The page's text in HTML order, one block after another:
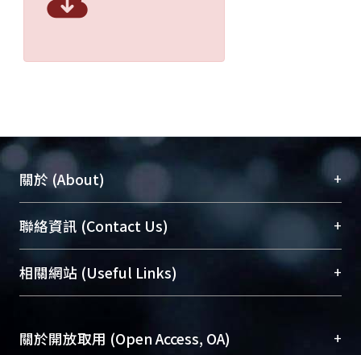
關於 (About) +
臺大位居世界頂尖大學之列，為永久珍藏及向國際
展現本校豐碩的研究成果及學術能量，圖書館整合
機構典藏（NTUR）與學術庫（AH）不同功能平
台，成為臺大學術典藏NTU scholars。期能整合研
成果。
聯絡資訊 (Contact Us) +
總館學科館員(Main Library)
醫學圖書館學科館員(Medical Library)
Sciences Library)
相關網站 (Useful Links) +
關於開放取用 (Open Access, OA) +